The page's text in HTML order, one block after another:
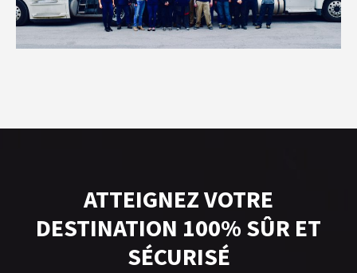
ATTEIGNEZ VOTRE
DESTINATION 100% SÛR ET
SÉCURISÉ